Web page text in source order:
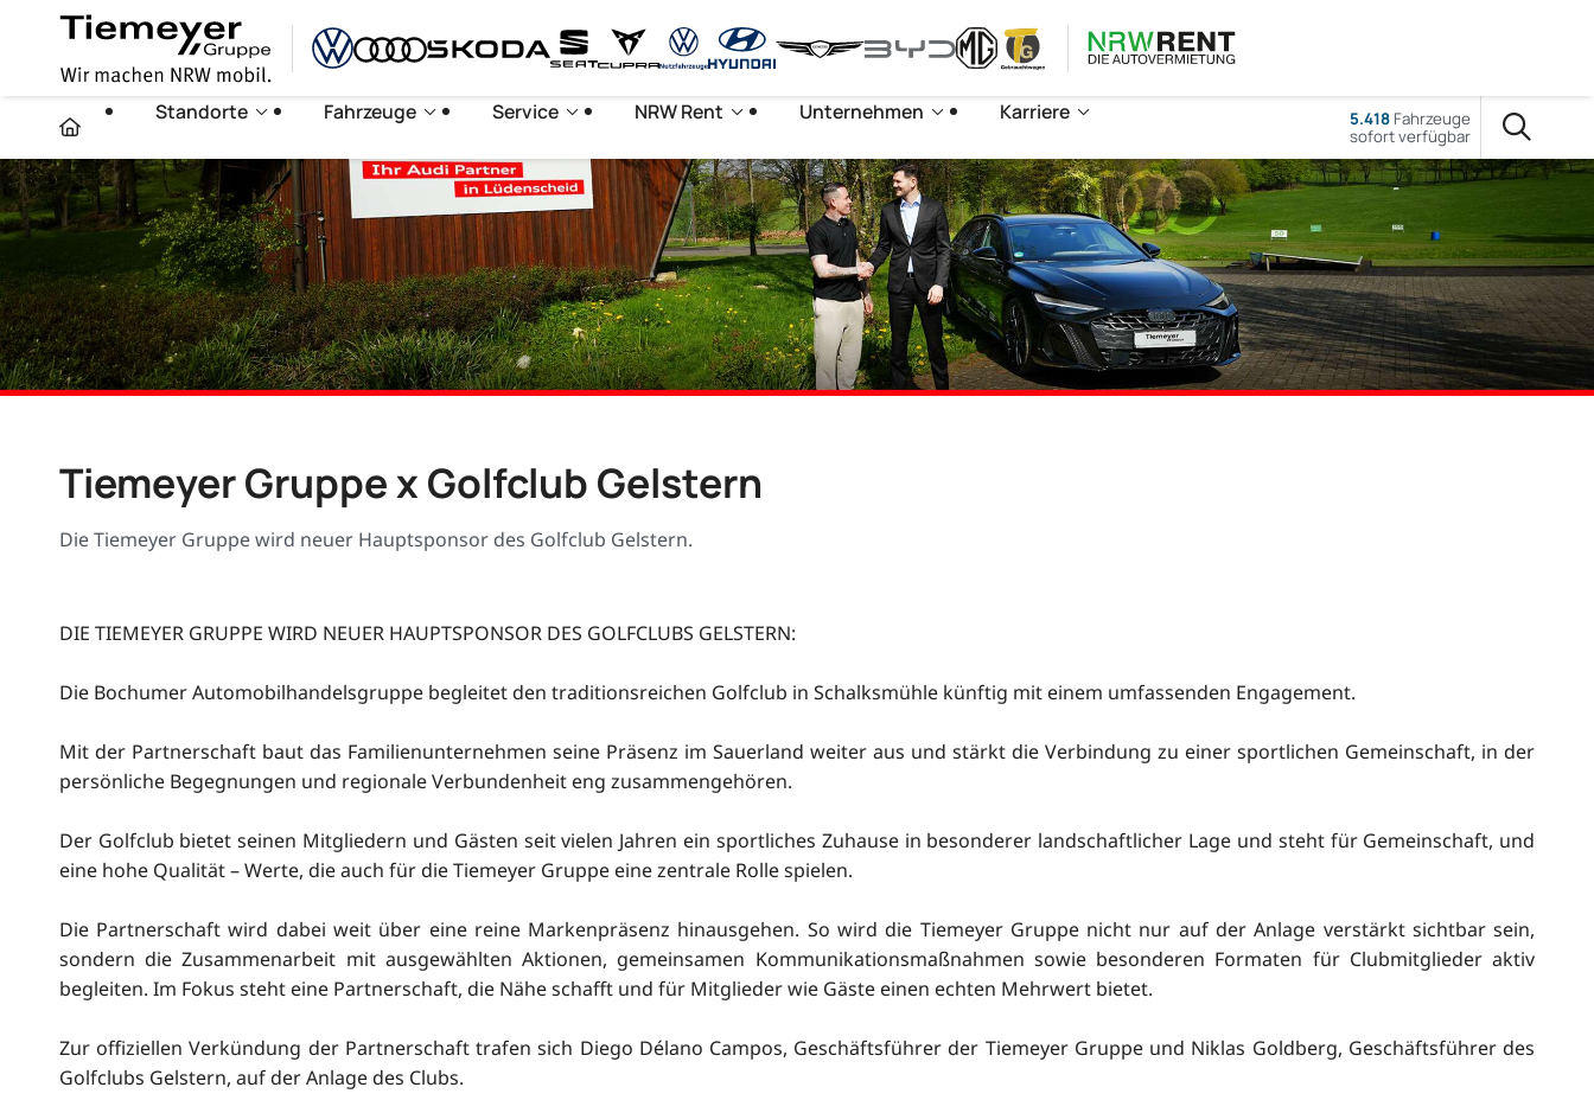
Standorte Fahrzeuge Service NRW Rent Unternehmen Karriere 5.418Fahrzeuge
sofort verfügbar
Tiemeyer Gruppe x Golfclub Gelstern
Die Tiemeyer Gruppe wird neuer Hauptsponsor des Golfclub Gelstern.
DIE TIEMEYER GRUPPE WIRD NEUER HAUPTSPONSOR DES GOLFCLUBS GELSTERN:
Die Bochumer Automobilhandelsgruppe begleitet den traditionsreichen Golfclub in Schalksmühle künftig mit einem umfassenden Engagement.
Mit der Partnerschaft baut das Familienunternehmen seine Präsenz im Sauerland weiter aus und stärkt die Verbindung zu einer sportlichen Gemeinschaft, in der
persönliche Begegnungen und regionale Verbundenheit eng zusammengehören.
Der Golfclub bietet seinen Mitgliedern und Gästen seit vielen Jahren ein sportliches Zuhause in besonderer landschaftlicher Lage und steht für Gemeinschaft, und
eine hohe Qualität – Werte, die auch für die Tiemeyer Gruppe eine zentrale Rolle spielen.
Die Partnerschaft wird dabei weit über eine reine Markenpräsenz hinausgehen. So wird die Tiemeyer Gruppe nicht nur auf der Anlage verstärkt sichtbar sein,
sondern die Zusammenarbeit mit ausgewählten Aktionen, gemeinsamen Kommunikationsmaßnahmen sowie besonderen Formaten für Clubmitglieder aktiv
begleiten. Im Fokus steht eine Partnerschaft, die Nähe schafft und für Mitglieder wie Gäste einen echten Mehrwert bietet.
Zur offiziellen Verkündung der Partnerschaft trafen sich Diego Délano Campos, Geschäftsführer der Tiemeyer Gruppe und Niklas Goldberg, Geschäftsführer des
Golfclubs Gelstern, auf der Anlage des Clubs.